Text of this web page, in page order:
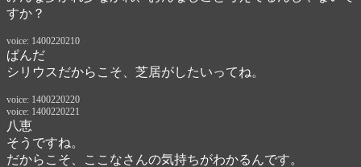
すか？
voice: 1400220210
ぱんだ
シリウスだからこそ、芝居がしたいってね。
voice: 1400220220
voice: 1400220221
八恵
そうですね。
だからこそ、ここなさんの気持ちがわかるんです。